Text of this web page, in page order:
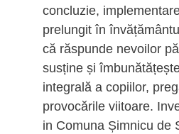
concluzie,
prelungit în
că răspunde nevoilor
susține și
integrală a copiilor,
provocările viitoare.
in Comuna Șimnicu de